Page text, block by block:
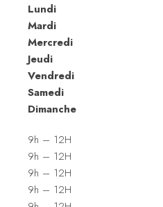
Lundi
Mardi
Mercredi
Jeudi
Vendredi
Samedi
Dimanche
9h – 12H
9h – 12H
9h – 12H
9h – 12H